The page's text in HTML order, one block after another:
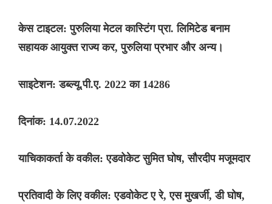
केस टाइटल: पुरुलिया मेटल कास्टिंग प्रा. लिमिटेड बनाम
सहायक आयुक्त राज्य कर, पुरुलिया प्रभार और अन्य।
साइटेशन: डब्ल्यू.पी.ए. 2022 का 14286
दिनांक: 14.07.2022
याचिकाकर्ता के वकील: एडवोकेट सुमित घोष, सौरदीप मजूमदार
प्रतिवादी के लिए वकील: एडवोकेट ए रे, एस मुखर्जी, डी घोष,